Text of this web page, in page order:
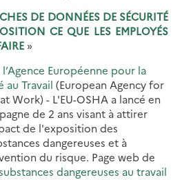
DE DONNÉES DE SÉCURITÉ
CE QUE LES EMPLOYÉS
»
l’Agence Européenne pour la
au Travail (European Agency for
Work) - L'EU-OSHA a lancé en
de 2 ans visant à attirer
de l'exposition des
dangereuses et à
du risque. Page web de
dangereuses au travail